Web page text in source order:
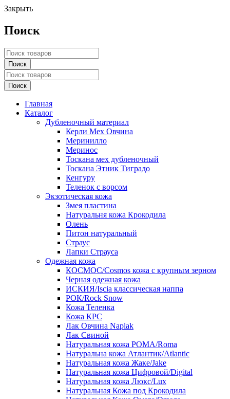
Закрыть
Поиск
Главная
Каталог
Дубленочный материал
Керли Мех Овчина
Меринилло
Меринос
Тоскана мех дубленочный
Тоскана Этник Тиградо
Кенгуру
Теленок с ворсом
Экзотическая кожа
Змея пластина
Натуральня кожа Крокодила
Олень
Питон натуральный
Страус
Лапки Страуса
Одежная кожа
КОСМОС/Cosmos кожа с крупным зерном
Черная одежная кожа
ИСКИЯ/Iscia классическая наппа
РОК/Rock Snow
Кожа Теленка
Кожа КРС
Лак Овчина Naplak
Лак Свиной
Натуральная кожа РОМА/Roma
Натуральна кожа Атлантик/Atlantic
Натуральная кожа Жаке/Jake
Натуральная кожа Цифровой/Digital
Натуральная кожа Люкс/Lux
Натуральная Кожа под Крокодила